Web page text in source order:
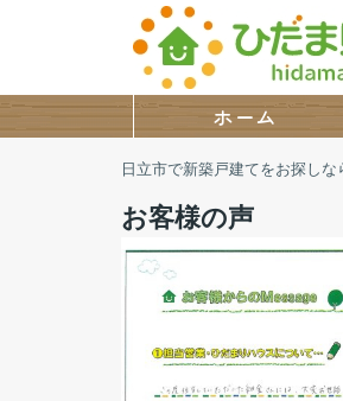
ホーム
日立市で新築戸建てをお探し
お客様の声